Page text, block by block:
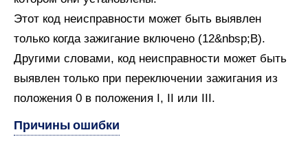
Этот код неисправности может быть выявлен
только когда зажигание включено (12&nbsp;В).
Другими словами, код неисправности может быть
выявлен только при переключении зажигания из
положения 0 в положения I, II или III.
Причины ошибки